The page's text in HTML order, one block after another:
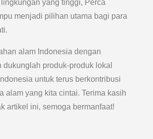
yang tinggi, Perca
menjadi pilihan utama bagi para
alam Indonesia dengan
dukunglah produk-produk lokal
untuk terus berkontribusi
alam yang kita cintai. Terima kasih
artikel ini, semoga bermanfaat!